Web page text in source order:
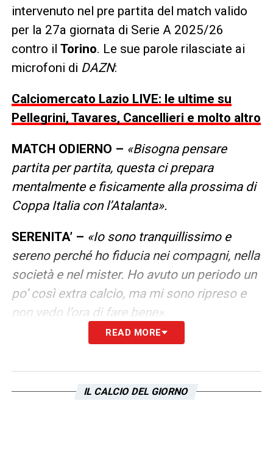
intervenuto nel pre partita del match valido
per la 27a giornata di Serie A 2025/26
contro il Torino. Le sue parole rilasciate ai
microfoni di DAZN:
Calciomercato Lazio LIVE: le ultime su
Pellegrini, Tavares, Cancellieri e molto altro
MATCH ODIERNO – «Bisogna pensare
partita per partita, questa ci prepara
mentalmente e fisicamente alla prossima di
Coppa Italia con l’Atalanta».
SERENITA’ – «Io sono tranquillissimo e
sereno perché ho fiducia nei compagni, nella
società e nel mister. Ho avuto un periodo un
po’ così extra calcio, ma mi sono ripreso e
non vedo l’ora di fare bene».
«E’ stato un momento
si creano. Lo voglio rifare fino a fine
READ MORE
IL CALCIO DEL GIORNO